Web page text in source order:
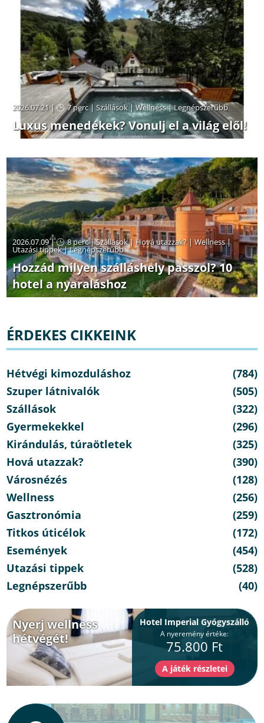
2026.07.21 | 7 perc|Szállások|Wellness|Legnépszerűbb
Luxus menedékek? Vonulj el a világ elől!
2026.07.09 | 8 perc|Szállások| Hová utazzak? |Wellness|
Utazási tippek|Legnépszerűbb
Hozzád milyen szálláshely passzol? 10
hotel a nyaraláshoz
ÉRDEKES CIKKEINK
Hétvégi kimozduláshoz
(784)
Szuper látnivalók
(505)
Szállások
(322)
Gyermekekkel
(296)
Kirándulás, túraötletek
(325)
Hová utazzak?
(390)
Városnézés
(128)
Wellness
(256)
Gasztronómia
(259)
Titkos úticélok
(172)
Események
(454)
Utazási tippek
(528)
Legnépszerűbb
(40)
Nyerj wellness
hétvégét!
Hotel Imperial Gyógyszálló
A nyeremény értéke:
75.800 Ft